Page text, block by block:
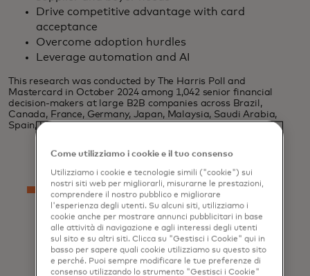
Drive competitive advantage with card
acceptance
Overcome adoption hurdles
Leverage automation and AI
This research was conducted by The Harris Poll and
Mastercard in October 2024 among 1,042 senior financial
decision-makers at large B2B companies across Brazil,
Canada, France, Germany, Japan, Malaysia, Saudi Arabia,
Spain, U.K., and U.S.
Related
Come utilizziamo i cookie e il tuo consenso
Utilizziamo i cookie e tecnologie simili ("cookie") sui
nostri siti web per migliorarli, misurarne le prestazioni,
comprendere il nostro pubblico e migliorare
l'esperienza degli utenti. Su alcuni siti, utilizziamo i
cookie anche per mostrare annunci pubblicitari in base
alle attività di navigazione e agli interessi degli utenti
sul sito e su altri siti. Clicca su "Gestisci i Cookie" qui in
basso per sapere quali cookie utilizziamo su questo sito
e perché. Puoi sempre modificare le tue preferenze di
consenso utilizzando lo strumento "Gestisci i Cookie"